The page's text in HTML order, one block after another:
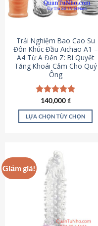
Trải Nghiệm Bao Cao Su
Đôn Khúc Đầu Aichao A1 –
A4 Từ A Đến Z: Bí Quyết
Tăng Khoái Cảm Cho Quý
Ông
Được xếp
hạng4.88
5 sao
140,000₫
LỰA CHỌN TÙY CHỌN
có
nhiều
biến
thể.
Các
tùy
chọn
Giảm giá!